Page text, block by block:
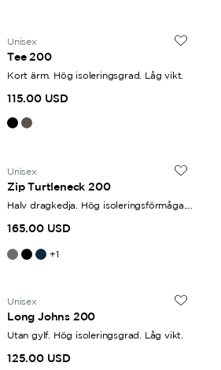
Unisex
Tee 200
Kort ärm. Hög isoleringsgrad. Låg vikt.
115.00 USD
Unisex
Zip Turtleneck 200
Halv dragkedja. Hög isoleringsförmåga.
165.00 USD
+1
Unisex
Long Johns 200
Utan gylf. Hög isoleringsgrad. Låg vikt.
125.00 USD